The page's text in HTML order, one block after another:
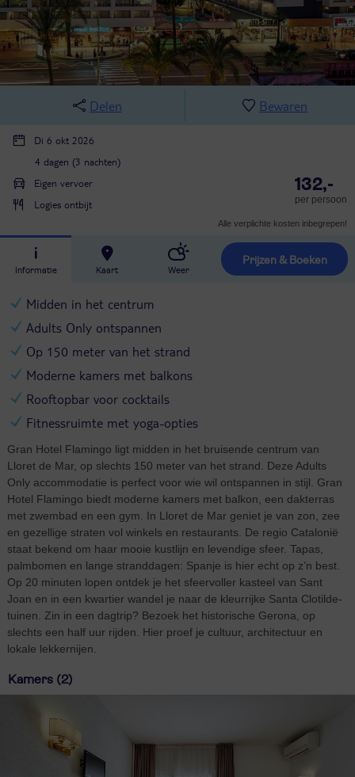
Delen Bewaren
Di 6 okt 2026
4 dagen (3 nachten)
Eigen vervoer
Logies ontbijt
132,-
per persoon
Alle verplichte kosten inbegrepen!
Informatie Kaart Weer
Prijzen & Boeken
Midden in het centrum
Adults Only ontspannen
Op 150 meter van het strand
Moderne kamers met balkons
Rooftopbar voor cocktails
Fitnessruimte met yoga-opties
Gran Hotel Flamingo ligt midden in het bruisende centrum van
Lloret de Mar, op slechts 150 meter van het strand. Deze Adults
Only accommodatie is perfect voor wie wil ontspannen in stijl. Gran
Hotel Flamingo biedt moderne kamers met balkon, een dakterras
met zwembad en een gym. In Lloret de Mar geniet je van zon, zee
en gezellige straten vol winkels en restaurants. De regio Catalonië
staat bekend om haar mooie kustlijn en levendige sfeer. Tapas,
palmbomen en lange stranddagen: Spanje is hier echt op z’n best.
Op 20 minuten lopen ontdek je het sfeervoller kasteel van Sant
Joan en in een kwartier wandel je naar de kleurrijke Santa Clotilde-
tuinen. Zin in een dagtrip? Bezoek het historische Gerona, op
slechts een half uur rijden. Hier proef je cultuur, architectuur en
lokale lekkernijen.
Kamers (2)